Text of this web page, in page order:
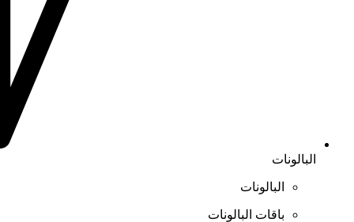
البالونات
البالونات
باقات البالونات